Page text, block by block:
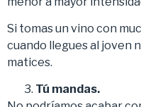
Si tomas un vino con
cuando llegues al joven
matices.
Tú mandas.